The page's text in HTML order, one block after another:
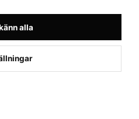
AL2 Bäst i
alla